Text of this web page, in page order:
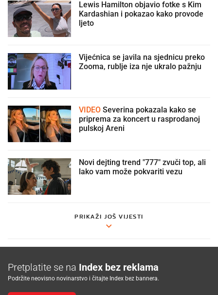
Lewis Hamilton objavio fotke s Kim
Kardashian i pokazao kako provode
ljeto
Vijećnica se javila na sjednicu preko
Zooma, rublje iza nje ukralo pažnju
VIDEO
priprema za koncert u rasprodanoj
pulskoj Areni
Novi dejting trend "777" zvuči top, ali
lako vam može pokvariti vezu
PRIKAŽI JOŠ VIJESTI
Pretplatite se na Index bez reklama
Podržite neovisno novinarstvo i čitajte Index bez bannera.